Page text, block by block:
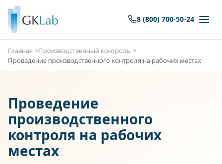
8 (800) 700-50-24
Главная
Производственный контроль
Проведение производственного контроля на рабочих местах
Проведение
производственного
контроля на рабочих
местах